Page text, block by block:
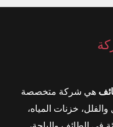
هي شركة متخصصة
خزنات المياه،